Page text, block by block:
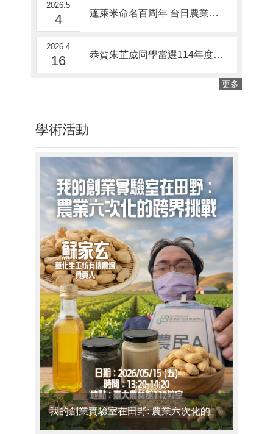
2026.5
4 蓬萊米命名百周年 台日農業專家陽明山插秧紀念
2026.4
16 恭賀朱芷葳同學當選114年度臺大優秀青年！
更多
學術活動
我的創業實驗室在田野: 農業六次化的跨界挑戰/蘇家玄 草化生工坊有機農場 負責人